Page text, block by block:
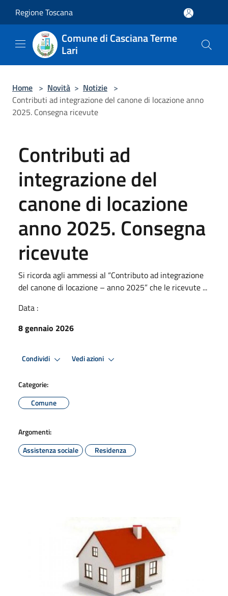
Regione Toscana
Comune di Casciana Terme
Lari
Home > Novità > Notizie >
Contributi ad integrazione del canone di locazione anno
2025. Consegna ricevute
Contributi ad
integrazione del
canone di locazione
anno 2025. Consegna
ricevute
Si ricorda agli ammessi al “Contributo ad integrazione
del canone di locazione – anno 2025” che le ricevute ...
Data :
8 gennaio 2026
Condividi Vedi azioni
Categorie:
Comune
Argomenti:
Assistenza sociale
Residenza